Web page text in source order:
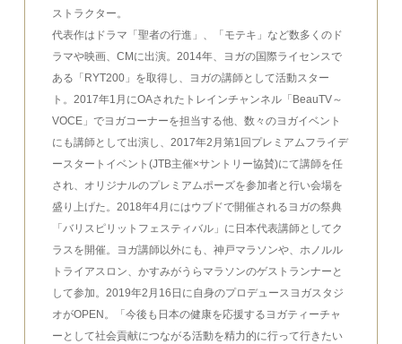
ストラクター。
代表作はドラマ「聖者の行進」、「モテキ」など数多くのド
ラマや映画、CMに出演。2014年、ヨガの国際ライセンスで
ある「RYT200」を取得し、ヨガの講師として活動スター
ト。2017年1月にOAされたトレインチャンネル「BeauTV～
VOCE」でヨガコーナーを担当する他、数々のヨガイベント
にも講師として出演し、2017年2月第1回プレミアムフライデ
ースタートイベント(JTB主催×サントリー協賛)にて講師を任
され、オリジナルのプレミアムポーズを参加者と行い会場を
盛り上げた。2018年4月にはウブドで開催されるヨガの祭典
「バリスピリットフェスティバル」に日本代表講師としてク
ラスを開催。ヨガ講師以外にも、神戸マラソンや、ホノルル
トライアスロン、かすみがうらマラソンのゲストランナーと
して参加。2019年2月16日に自身のプロデュースヨガスタジ
オがOPEN。「今後も日本の健康を応援するヨガティーチャ
ーとして社会貢献につながる活動を精力的に行って行きたい